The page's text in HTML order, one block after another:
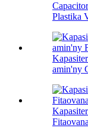
Plastika
amin'ny